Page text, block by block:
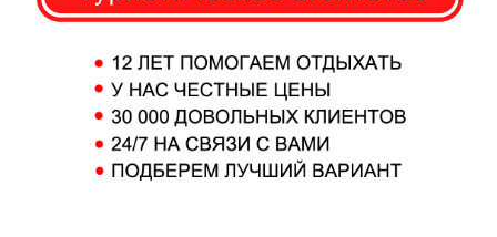
ПОДБОР ТУРА
О КОМПАНИИ